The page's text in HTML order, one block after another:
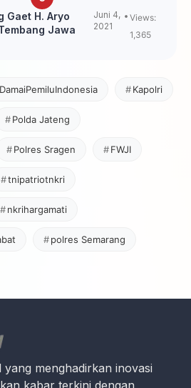
Gaet H. Aryo
Jawa
Juni 4,
2021
Views:
1,365
DamaiPemiluIndonesia Kapolri
Polda Jateng
Polres Sragen FWJI
tnipatriotnkri
nkrihargamati
polres Semarang
menghadirkan inovasi
kabar terkini dengan